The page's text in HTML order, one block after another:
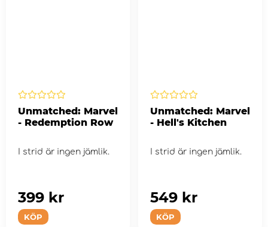
Unmatched: Marvel
- Redemption Row
I strid är ingen jämlik.
KÖP
399 kr
Unmatched: Marvel
- Hell's Kitchen
I strid är ingen jämlik.
KÖP
549 kr